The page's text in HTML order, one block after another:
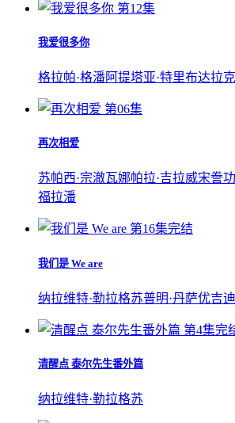
第12集
我爱很多你
格拉帕·格潘阿提塔亚·特里布达拉克
第06集
再次相爱
苏帕西·宗澈瓦娜帕拉·吉拉威宋誊功
福拉潘
第16集完结
我们是 We are
纳拉维特·勒拉格苏普明·丹萨优吉
第4集完
清醒点 泰尔先生番外篇
纳拉维特·勒拉格苏